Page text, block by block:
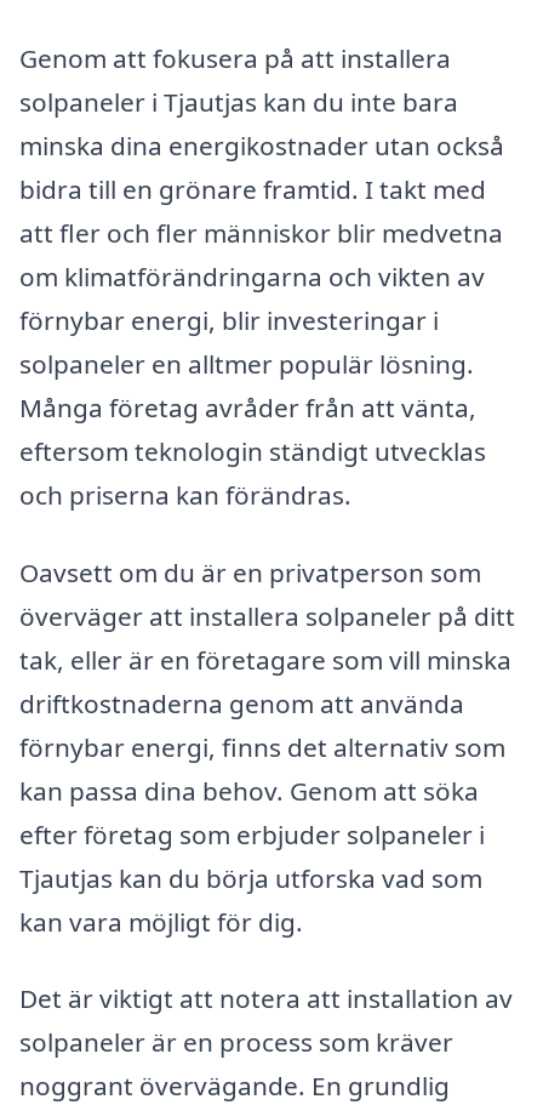
Genom att fokusera på att installera
solpaneler i Tjautjas kan du inte bara
minska dina energikostnader utan också
bidra till en grönare framtid. I takt med
att fler och fler människor blir medvetna
om klimatförändringarna och vikten av
förnybar energi, blir investeringar i
solpaneler en alltmer populär lösning.
Många företag avråder från att vänta,
eftersom teknologin ständigt utvecklas
och priserna kan förändras.
Oavsett om du är en privatperson som
överväger att installera solpaneler på ditt
tak, eller är en företagare som vill minska
driftkostnaderna genom att använda
förnybar energi, finns det alternativ som
kan passa dina behov. Genom att söka
efter företag som erbjuder solpaneler i
Tjautjas kan du börja utforska vad som
kan vara möjligt för dig.
Det är viktigt att notera att installation av
solpaneler är en process som kräver
noggrant övervägande. En grundlig